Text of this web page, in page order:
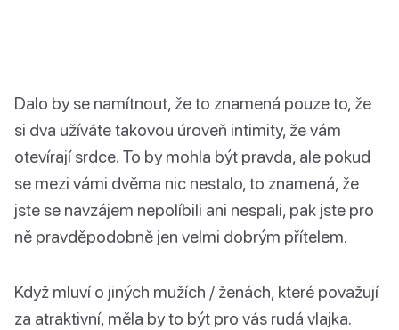
Dalo by se namítnout, že to znamená pouze to, že
si dva užíváte takovou úroveň intimity, že vám
otevírají srdce. To by mohla být pravda, ale pokud
se mezi vámi dvěma nic nestalo, to znamená, že
jste se navzájem nepolíbili ani nespali, pak jste pro
ně pravděpodobně jen velmi dobrým přítelem.
Když mluví o jiných mužích / ženách, které považují
za atraktivní, měla by to být pro vás rudá vlajka.